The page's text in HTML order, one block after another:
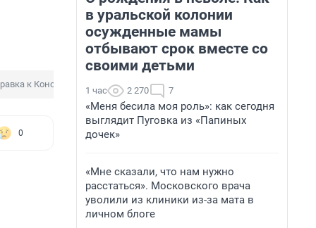
к Конституции Обращение президента
0
в уральской колонии
осужденные мамы
отбывают срок вместе со
своими детьми
1 час 2 270 7
«Меня бесила моя роль»: как сегодня
выглядит Пуговка из «Папиных
дочек»
«Мне сказали, что нам нужно
расстаться». Московского врача
уволили из клиники из-за мата в
личном блоге